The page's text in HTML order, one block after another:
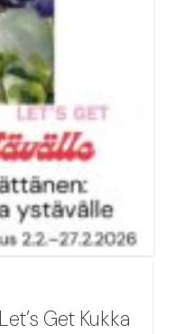
Get Kukka